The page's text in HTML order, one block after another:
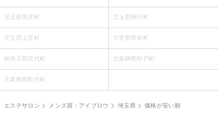
児玉郡美里町 児玉郡神川町
児玉郡上里町 大里郡寄居町
南埼玉郡宮代町 北葛飾郡杉戸町
北葛飾郡松伏町
エステサロン メンズ眉・アイブロウ 埼玉県 価格が安い順